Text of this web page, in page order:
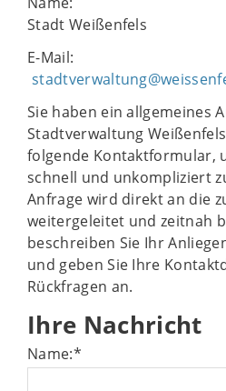
Stadt Weißenfels
E-Mail:
Sie haben ein allgemeines
Stadtverwaltung
folgende Kontaktformular,
schnell und unkompliziert
Anfrage wird direkt an die
weitergeleitet und zeitnah
beschreiben Sie Ihr
und geben Sie Ihre
Rückfragen an.
Ihre Nachricht
Name:*